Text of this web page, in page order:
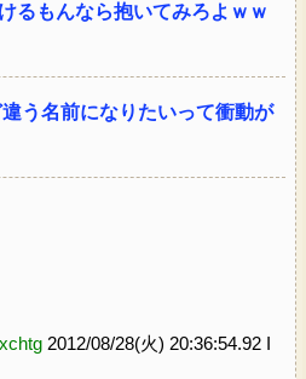
るもんなら抱いてみろよｗｗ
う名前になりたいって衝動が
2012/08/28(火) 20:36:54.92 I